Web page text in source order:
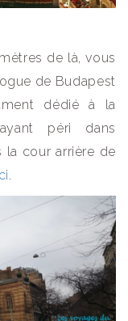
de là, vous
de Budapest
dédié à la
péri dans
la cour arrière de